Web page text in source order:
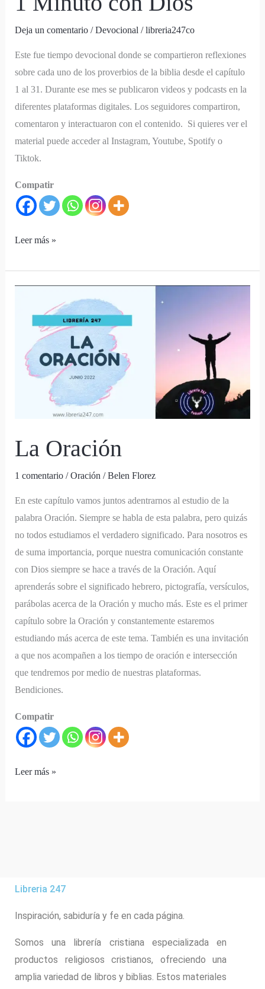
Deja un comentario /Devocional /libreria247co
Este fue tiempo devocional donde se compartieron reflexiones
sobre cada uno de los proverbios de la biblia desde el capítulo
1 al 31. Durante ese mes se publicaron videos y podcasts en la
diferentes plataformas digitales. Los seguidores compartiron,
comentaron y interactuaron con el contenido. Si quieres ver el
material puede acceder al Instagram, Youtube, Spotify o
Tiktok.
Compatir
Leer más »
La Oración
1 comentario /Oración /Belen Florez
En este capítulo vamos juntos adentrarnos al estudio de la
palabra Oración. Siempre se habla de esta palabra, pero quizás
no todos estudiamos el verdadero significado. Para nosotros es
de suma importancia, porque nuestra comunicación constante
con Dios siempre se hace a través de la Oración. Aquí
aprenderás sobre el significado hebrero, pictografía, versículos,
parábolas acerca de la Oración y mucho más. Este es el primer
capítulo sobre la Oración y constantemente estaremos
estudiando más acerca de este tema. También es una invitación
a que nos acompañen a los tiempo de oración e intersección
que tendremos por medio de nuestras plataformas.
Bendiciones.
Compatir
Leer más »
Libreria 247
Inspiración, sabiduría y fe en cada página.
Somos una librería cristiana especializada en
productos religiosos cristianos, ofreciendo una
amplia variedad de libros y biblias. Estos materiales